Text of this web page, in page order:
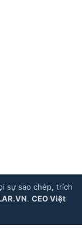
sự sao chép, trích
. CEO Việt